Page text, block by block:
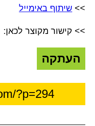
>> שיתוף באימייל
>> קישור מקוצר לכאן:
העתקה